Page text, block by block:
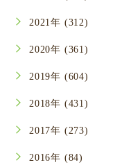
2021年 (312)
2020年 (361)
2019年 (604)
2018年 (431)
2017年 (273)
2016年 (84)